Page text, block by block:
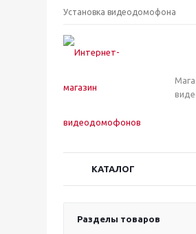
Установка видеодомофона
КАТАЛОГ
Разделы товаров